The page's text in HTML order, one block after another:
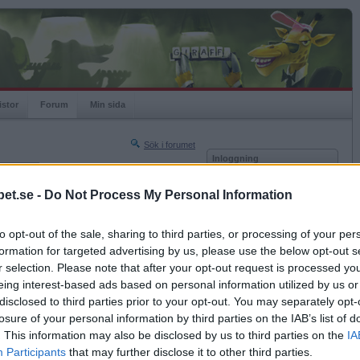
- Do Not Process My Personal Information
opt-out of the sale, sharing to third parties, or processing of your
for targeted advertising by us, please use the below opt-out
selection. Please note that after your opt-out request is processed
interest-based ads based on personal information utilized by us
to third parties prior to your opt-out. You may separately
of your personal information by third parties on the IAB’s list of
This information may also be disclosed by us to third parties on the
Participants that may further disclose it to other third parties.
Forum Min sida
Sök i forumet
Nästa sida »
2017-01-18 16:26
har inte berättat att du redan är gift och har
Inloggning
Kom ihåg mig
Glömt ditt lösenord?
Få ny aktiveringslänk
Betapet är gratis!